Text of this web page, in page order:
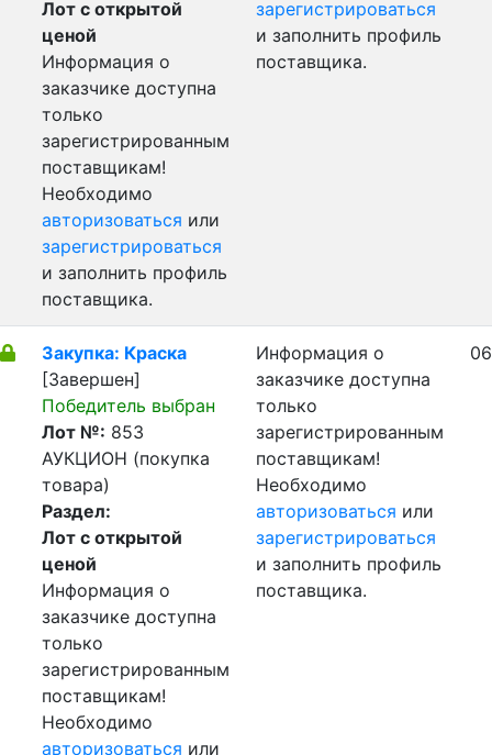
Лот с открытой
ценой
Информация о
заказчике доступна
только
зарегистрированным
поставщикам!
Необходимо
авторизоваться или
зарегистрироваться
и заполнить профиль
поставщика.
зарегистрироваться
и заполнить профиль
поставщика.
Закупка: Краска
[Завершен]
Победитель выбран
Лот №: 853
АУКЦИОН (покупка
товара)
Раздел:
Лот с открытой
ценой
Информация о
заказчике доступна
только
зарегистрированным
поставщикам!
Необходимо
авторизоваться или
Информация о
заказчике доступна
только
зарегистрированным
поставщикам!
Необходимо
авторизоваться или
зарегистрироваться
и заполнить профиль
поставщика.